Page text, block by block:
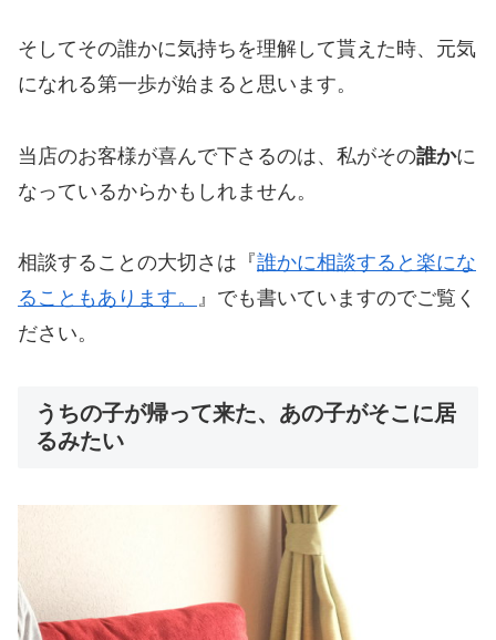
そしてその誰かに気持ちを理解して貰えた時、元気
になれる第一歩が始まると思います。
当店のお客様が喜んで下さるのは、私がその誰かに
なっているからかもしれません。
相談することの大切さは『誰かに相談すると楽にな
ることもあります。
』でも書いていますのでご覧く
ださい。
うちの子が帰って来た、あの子がそこに居
るみたい